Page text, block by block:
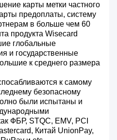
карты метки частного
предоплаты, систему
в больше чем 60
продукта Wisecard
глобальные
и государственные
к среднего размера
к самому
безопасному
были испытаны и
ФБР, STQC, EMV, PCI
Китай UnionPay,